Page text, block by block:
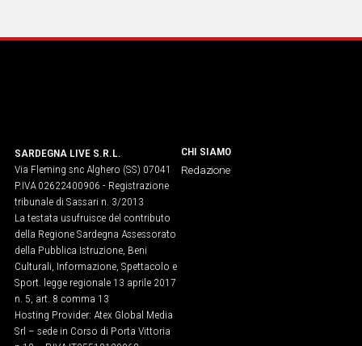
SARDEGNA LIVE S.R.L.
Via Fleming snc Alghero (SS) 07041
P.IVA 02622400906 - Registrazione
tribunale di Sassari n. 3/2013
La testata usufruisce del contributo
della Regione Sardegna Assessorato
della Pubblica Istruzione, Beni
Culturali, Informazione, Spettacolo e
Sport. legge regionale 13 aprile 2017
n. 5, art. 8 comma 13
Hosting Provider: Atex Global Media
Srl – sede in Corso di Porta Vittoria
CHI SIAMO
Redazione